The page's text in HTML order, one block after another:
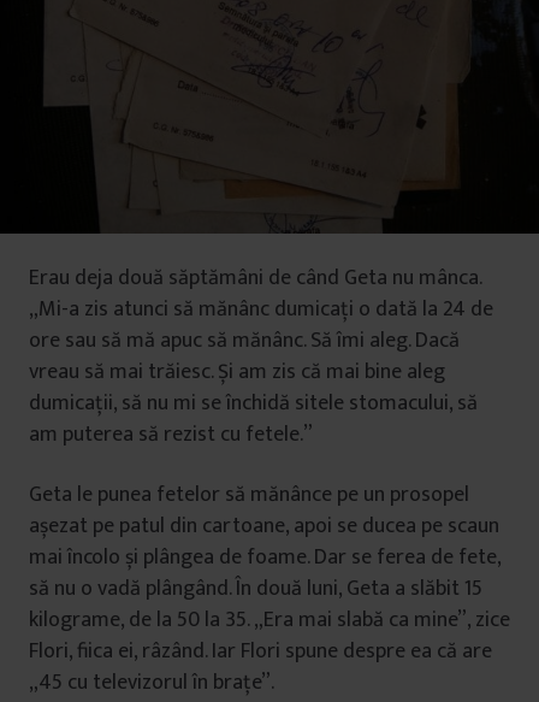
Erau deja două săptămâni de când Geta nu mânca.
„Mi-a zis atunci să mănânc dumicați o dată la 24 de
ore sau să mă apuc să mănânc. Să îmi aleg. Dacă
vreau să mai trăiesc. Și am zis că mai bine aleg
dumicații, să nu mi se închidă sitele stomacului, să
am puterea să rezist cu fetele.”
Geta le punea fetelor să mănânce pe un prosopel
așezat pe patul din cartoane, apoi se ducea pe scaun
mai încolo și plângea de foame. Dar se ferea de fete,
să nu o vadă plângând. În două luni, Geta a slăbit 15
kilograme, de la 50 la 35. „Era mai slabă ca mine”, zice
Flori, fiica ei, râzând. Iar Flori spune despre ea că are
„45 cu televizorul în brațe”.